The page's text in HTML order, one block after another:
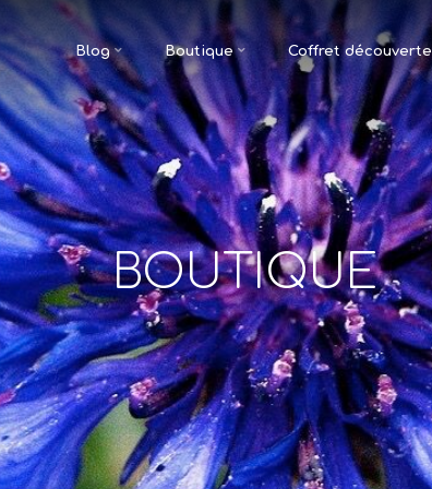
Blog Boutique Coffret découverte
BOUTIQUE